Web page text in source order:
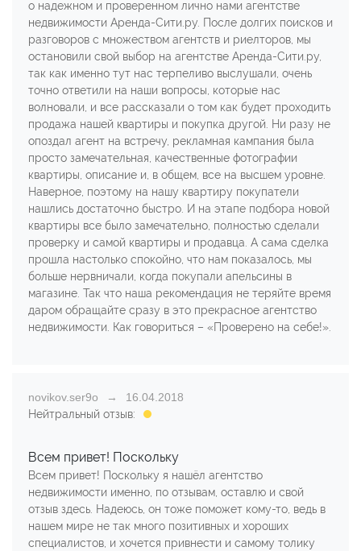
о надежном и проверенном лично нами агентстве
недвижимости Аренда-Сити.ру. После долгих поисков и
разговоров с множеством агентств и риелторов, мы
остановили свой выбор на агентстве Аренда-Сити.ру,
так как именно тут нас терпеливо выслушали, очень
точно ответили на наши вопросы, которые нас
волновали, и все рассказали о том как будет проходить
продажа нашей квартиры и покупка другой. Ни разу не
опоздал агент на встречу, рекламная кампания была
просто замечательная, качественные фотографии
квартиры, описание и, в общем, все на высшем уровне.
Наверное, поэтому на нашу квартиру покупатели
нашлись достаточно быстро. И на этапе подбора новой
квартиры все было замечательно, полностью сделали
проверку и самой квартиры и продавца. А сама сделка
прошла настолько спокойно, что нам показалось, мы
больше нервничали, когда покупали апельсины в
магазине. Так что наша рекомендация не теряйте время
даром обращайте сразу в это прекрасное агентство
недвижимости. Как говориться – «Проверено на себе!».
novikov.ser9o
16.04.2018
Нейтральный отзыв:
Всем привет! Поскольку
Всем привет! Поскольку я нашёл агентство
недвижимости именно, по отзывам, оставлю и свой
отзыв здесь. Надеюсь, он тоже поможет кому-то, ведь в
нашем мире не так много позитивных и хороших
специалистов, и хочется привнести и самому толику